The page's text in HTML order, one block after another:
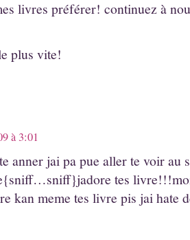
livres préférer! continuez à
plus vite!
à 3:01
anner jai pa pue aller te voir au
tes
kan meme tes livre pis jai